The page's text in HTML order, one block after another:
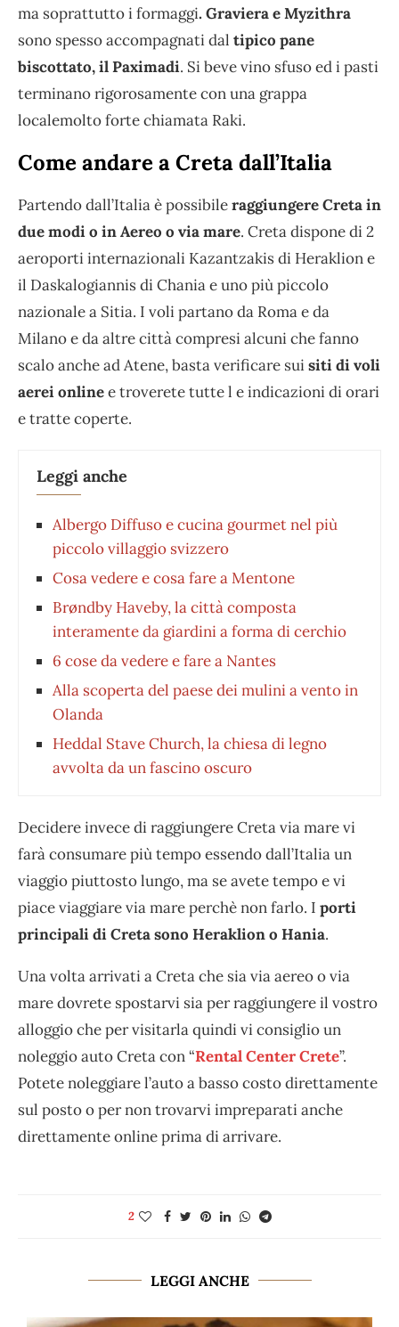
ma soprattutto i formaggi. Graviera e Myzithra
sono spesso accompagnati dal tipico pane
biscottato, il Paximadi. Si beve vino sfuso ed i pasti
terminano rigorosamente con una grappa
localemolto forte chiamata Raki.
Come andare a Creta dall’Italia
Partendo dall’Italia è possibileraggiungere Creta in
due modi o in Aereo o via mare. Creta dispone di 2
aeroporti internazionali Kazantzakis di Heraklion e
il Daskalogiannis di Chania e uno più piccolo
nazionale a Sitia. I voli partano da Roma e da
Milano e da altre città compresi alcuni che fanno
scalo anche ad Atene, basta verificare suisiti di voli
aerei onlinee troverete tutte l e indicazioni di orari
e tratte coperte.
Leggi anche
Albergo Diffuso e cucina gourmet nel più
piccolo villaggio svizzero
Cosa vedere e cosa fare a Mentone
Brøndby Haveby, la città composta
interamente da giardini a forma di cerchio
6 cose da vedere e fare a Nantes
Alla scoperta del paese dei mulini a vento in
Olanda
Heddal Stave Church, la chiesa di legno
avvolta da un fascino oscuro
Decidere invece di raggiungere Creta via mare vi
farà consumare più tempo essendo dall’Italia un
viaggio piuttosto lungo, ma se avete tempo e vi
piace viaggiare via mare perchè non farlo. I porti
principali di Creta sono Heraklion o Hania.
Una volta arrivati a Creta che sia via aereo o via
mare dovrete spostarvi sia per raggiungere il vostro
alloggio che per visitarla quindi vi consiglio un
noleggio auto Creta con “Rental Center Crete”.
Potete noleggiare l’auto a basso costo direttamente
sul posto o per non trovarvi impreparati anche
direttamente online prima di arrivare.
2
LEGGI ANCHE